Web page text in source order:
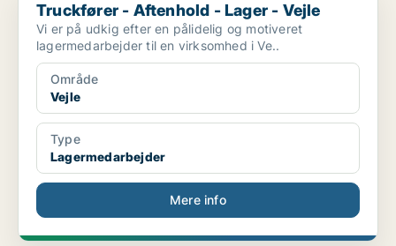
Truckfører - Aftenhold - Lager - Vejle
Vi er på udkig efter en pålidelig og motiveret
lagermedarbejder til en virksomhed i Ve..
Område
Vejle
Type
Lagermedarbejder
Mere info